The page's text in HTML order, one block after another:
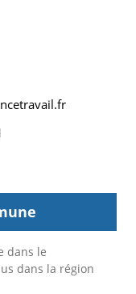
dans le
dans la région